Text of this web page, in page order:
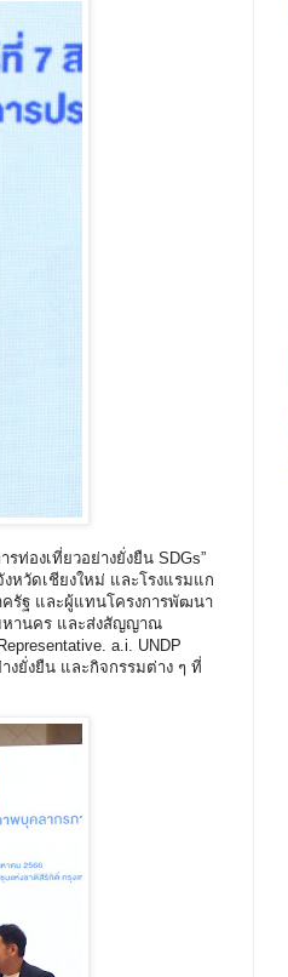
องเที่ยวอย่างยั่งยืน SDGs”
หวัดเชียงใหม่ และโรงแรมแก
ครัฐ และผู้แทนโครงการพัฒนา
หานคร และส่งสัญญาณ
a.i. UNDP
งยั่งยืน และกิจกรรมต่าง ๆ ที่